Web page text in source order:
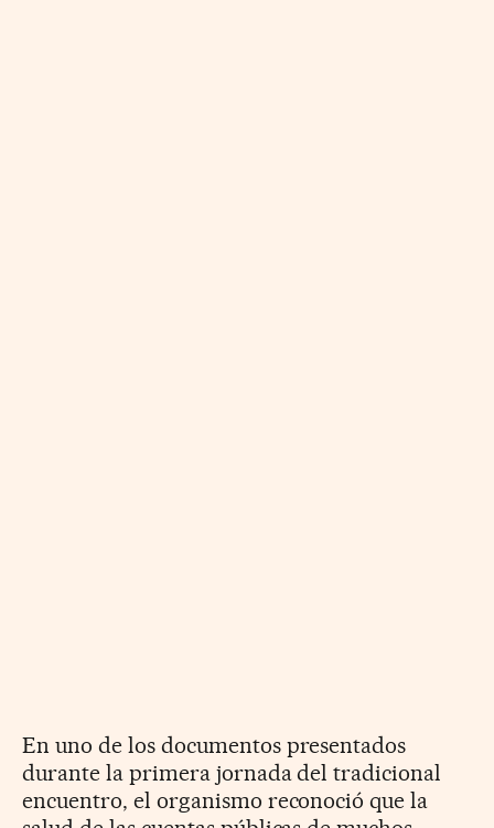
En uno de los documentos presentados
durante la primera jornada del tradicional
encuentro, el organismo reconoció que la